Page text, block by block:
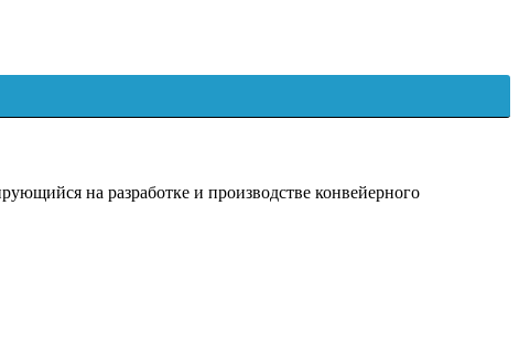
на разработке и производстве конвейерного